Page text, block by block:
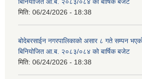
बिनियोजित आ.ब. २०८३/०८४ को बार्षिक बजेट
मिति: 06/24/2026 - 18:38
बोदेबरसाईन नगरपालिकाको असार ८ गते सम्पन
बिनियोजित आ.ब. २०८३/०८४ को बार्षिक बजेट
मिति: 06/24/2026 - 18:38